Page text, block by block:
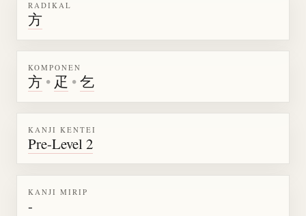
RADIKAL
方
KOMPONEN
方 • 疋 •乞
KANJI KENTEI
Pre-Level 2
KANJI MIRIP
-